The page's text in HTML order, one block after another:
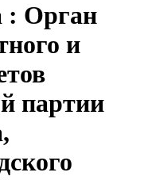
: Орган
и
партии